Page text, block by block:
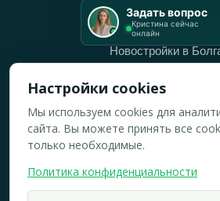
Дома в Болгарии
Новостройки в
Вторичное жильё в
Рабочее время
ПН-ПТ: 10:00 —
ВС: Выходной
Задать вопрос
Кристина сейчас
онлайн
Настройки cookies
Мы используем cookies для
сайта. Вы можете принять все
только необходимые.
Политика конфиденциальности